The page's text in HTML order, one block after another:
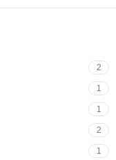
2
1
1
2
1